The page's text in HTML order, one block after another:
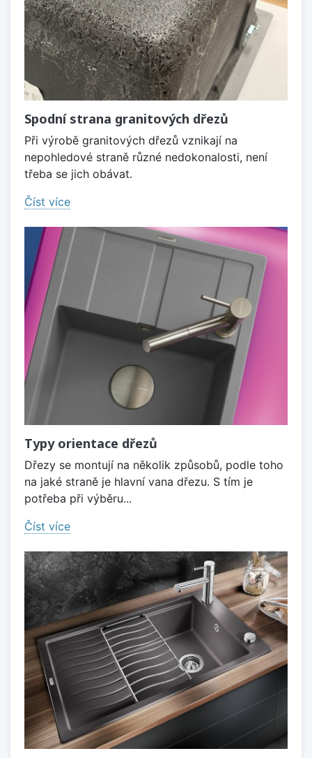
Spodní strana granitových dřezů
Při výrobě granitových dřezů vznikají na
nepohledové straně různé nedokonalosti, není
třeba se jich obávat.
Číst více
Typy orientace dřezů
Dřezy se montují na několik způsobů, podle toho
na jaké straně je hlavní vana dřezu. S tím je
potřeba při výběru...
Číst více